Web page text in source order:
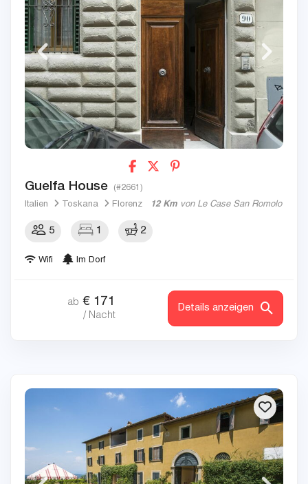
Guelfa House (#2661)
Italien Toskana Florenz 12 Km von Le Case San Romolo
5 1 2
Wifi Im Dorf
ab € 171
/ Nacht
Details anzeigen